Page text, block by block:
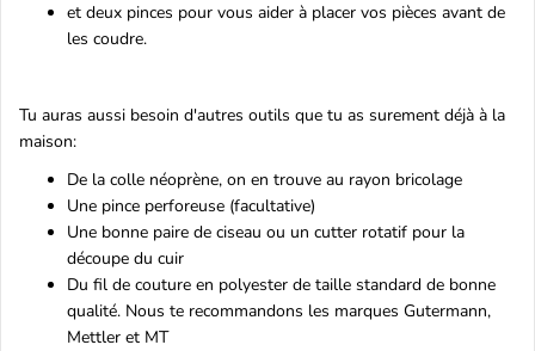
et deux pinces pour vous aider à placer vos pièces avant de
les coudre.
Tu auras aussi besoin d'autres outils que tu as surement déjà à la
maison:
De la colle néoprène, on en trouve au rayon bricolage
Une pince perforeuse (facultative)
Une bonne paire de ciseau ou un cutter rotatif pour la
découpe du cuir
Du fil de couture en polyester de taille standard de bonne
qualité. Nous te recommandons les marques Gutermann,
Mettler et MT